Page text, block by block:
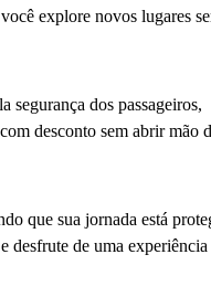
explore novos lugares
segurança dos passageiros,
desconto sem abrir mão
que sua jornada está
desfrute de uma experiência